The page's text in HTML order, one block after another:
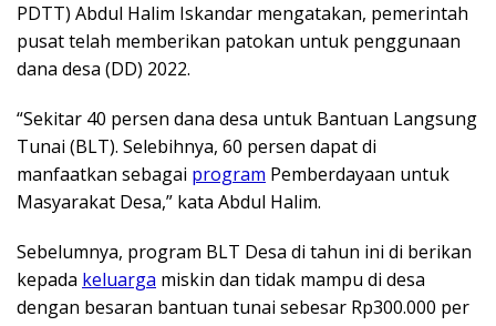
PDTT) Abdul Halim Iskandar mengatakan, pemerintah
pusat telah memberikan patokan untuk penggunaan
dana desa (DD) 2022.
“Sekitar 40 persen dana desa untuk Bantuan Langsung
Tunai (BLT). Selebihnya, 60 persen dapat di
manfaatkan sebagai program Pemberdayaan untuk
Masyarakat Desa,” kata Abdul Halim.
Sebelumnya, program BLT Desa di tahun ini di berikan
kepada keluarga miskin dan tidak mampu di desa
dengan besaran bantuan tunai sebesar Rp300.000 per